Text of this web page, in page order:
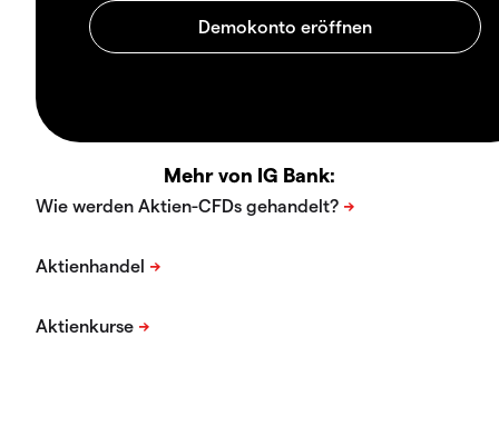
Mehr von IG Bank: